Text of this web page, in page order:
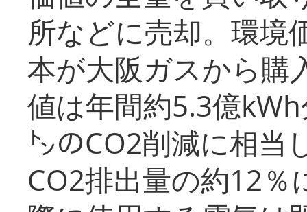
所などに売却。環境
本が大阪ガスから購
値は年間約5.3億
㌧のCO2削減に相当
CO2排出量の約12％